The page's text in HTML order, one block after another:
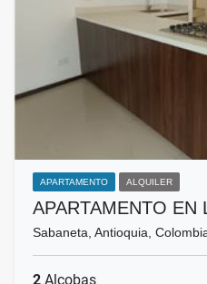
APARTAMENTO ALQUILER
APARTAMENTO
Sabaneta, Antioquia,
2 Alcobas